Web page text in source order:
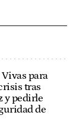
para
tras
y pedirle
de